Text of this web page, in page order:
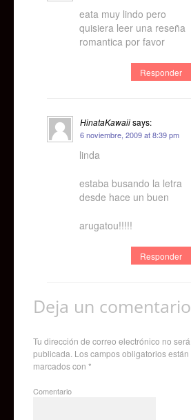
eata muy lindo pero
quisiera leer una reseña
romantica por favor
Responder
HinataKawaiisays:
6 noviembre, 2009 at 8:39 pm
linda
estaba busando la letra
desde hace un buen
arugatou!!!!!
Responder
Deja un comentario
Tu dirección de correo electrónico no será
publicada. Los campos obligatorios están
marcados con *
Comentario